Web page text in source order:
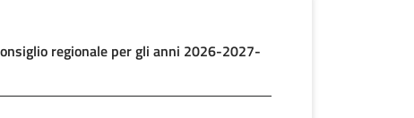
regionale per gli anni 2026-2027-